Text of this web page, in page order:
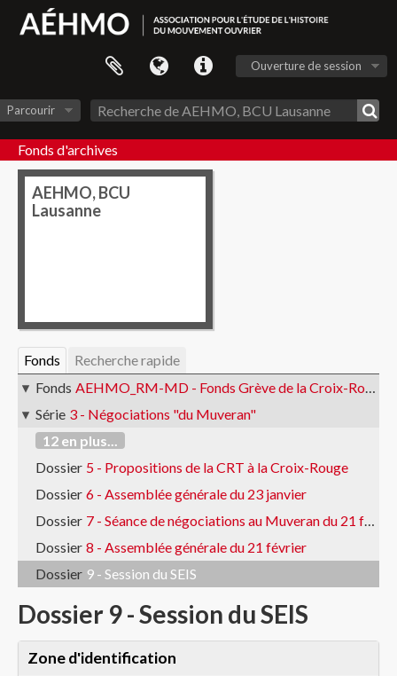
Ouverture de session
Parcourir
Fonds d'archives
AEHMO, BCU
Lausanne
Fonds
Recherche rapide
Fonds AEHMO_RM-MD - Fonds Grève de la Croix-Rouge
Série 3 - Négociations "du Muveran"
12 en plus...
Dossier 5 - Propositions de la CRT à la Croix-Rouge
Dossier 6 - Assemblée générale du 23 janvier
Dossier 7 - Séance de négociations au Muveran du 21 février
Dossier 8 - Assemblée générale du 21 février
Dossier 9 - Session du SEIS
Dossier 9 - Session du SEIS
Zone d'identification